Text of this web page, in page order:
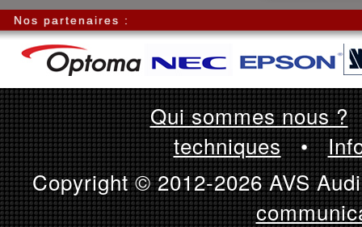
Nos partenaires :
Qui sommes nous ?
techniques•
Copyright © 2012-2026 AVS